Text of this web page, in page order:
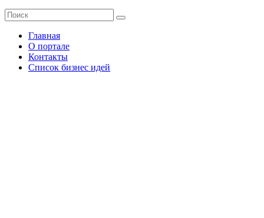
Главная
О портале
Контакты
Список бизнес идей